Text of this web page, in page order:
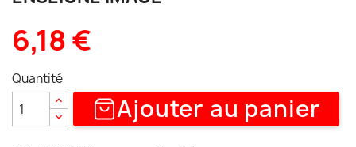
6,18 €
Quantité
Ajouter au panier